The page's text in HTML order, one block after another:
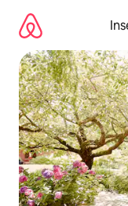
Inhalten
springen